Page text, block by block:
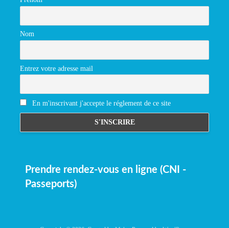
Nom
Entrez votre adresse mail
En m'inscrivant j'accepte le réglement de ce site
Prendre rendez-vous en ligne (CNI -
Passeports)